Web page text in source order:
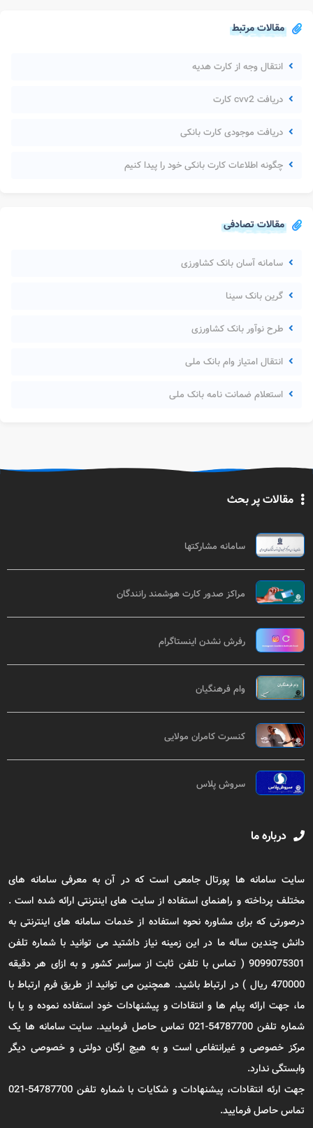
مقالات مرتبط
انتقال وجه از کارت هدیه
دریافت cvv2 کارت
دریافت موجودی کارت بانکی
چگونه اطلاعات کارت بانکی خود را پیدا کنیم
مقالات تصادفی
سامانه آسان بانک کشاورزی
گرین بانک سینا
طرح نوآور بانک کشاورزی
انتقال امتیاز وام بانک ملی
استعلام ضمانت نامه بانک ملی
مقالات پر بحث
سامانه مشارکتها
مراکز صدور کارت هوشمند رانندگان
رفرش نشدن اینستاگرام
وام فرهنگیان
کنسرت کامران مولایی
سروش پلاس
درباره ما
سایت سامانه ها پورتال جامعی است که در آن به معرفی سامانه های
مختلف پرداخته و راهنمای استفاده از سایت های اینترنتی ارائه شده است .
درصورتی که برای مشاوره نحوه استفاده از خدمات سامانه های اینترنتی به
دانش چندین ساله ما در این زمینه نیاز داشتید می توانید با شماره تلفن
9099075301 ( تماس با تلفن ثابت از سراسر کشور و به ازای هر دقیقه
470000 ریال ) در ارتباط باشید. همچنین می توانید از طریق فرم ارتباط با
ما، جهت ارائه پیام ها و انتقادات و پیشنهادات خود استفاده نموده و یا با
شماره تلفن 54787700-021 تماس حاصل فرمایید. سایت سامانه ها یک
مرکز خصوصی و غیرانتفاعی است و به هیچ ارگان دولتی و خصوصی دیگر
وابستگی ندارد.
جهت ارئه انتقادات، پیشنهادات و شکایات با شماره تلفن 54787700-021
تماس حاصل فرمایید.